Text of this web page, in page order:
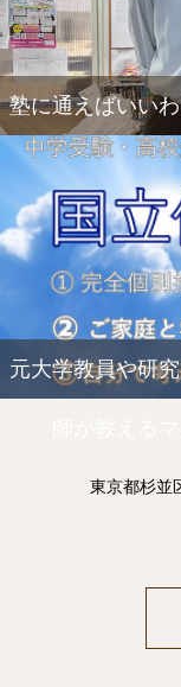
塾に通えばいい
元大学教員や研
東京都杉並